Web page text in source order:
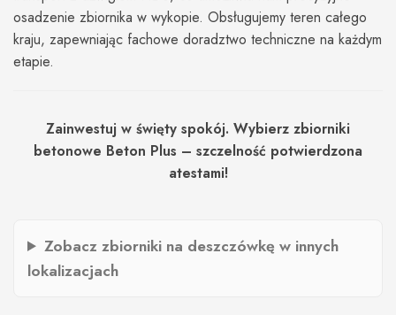
osadzenie zbiornika w wykopie. Obsługujemy teren całego
kraju, zapewniając fachowe doradztwo techniczne na każdym
etapie.
Zainwestuj w święty spokój. Wybierz zbiorniki
betonowe Beton Plus – szczelność potwierdzona
atestami!
Zobacz zbiorniki na deszczówkę w innych
lokalizacjach